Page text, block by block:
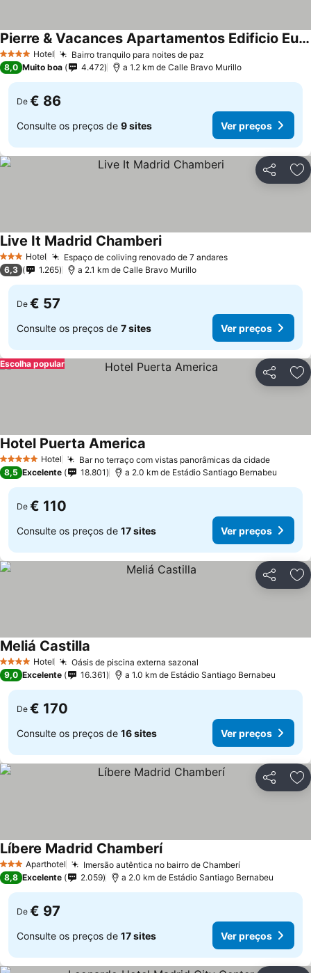
4 EstrelasHotel Bairro tranquilo para noites de paz
Pierre & Vacances Apartamentos Edificio Eurobuilding 2
Ver preços
8,0 Muito boa 4.472 a 1.2 km de Calle Bravo Murillo
De € 86
Consulte os preços de 9 sites Ver preços
Partilhar
3 EstrelasHotel Espaço de coliving renovado de 7 andaresVer preços
Live It Madrid ChamberiVer preços
6,3 1.265 a 2.1 km de Calle Bravo Murillo
De € 57
Consulte os preços de 7 sites Ver preços
Partilhar
Escolha popular
5 Estrelas Hotel Bar no terraço com vistas panorâmicas da cidadeVer
Hotel Puerta America
8,5 Excelente 18.801 a 2.0 km de Estádio Santiago Bernabeu
De € 110
Consulte os preços de 17 sites Ver preços
Partilhar
4 EstrelasHotel Oásis de piscina externa sazonal
Meliá Castilla
9,0 Excelente 16.361 a 1.0 km de Estádio Santiago Bernabeu
De € 170
Consulte os preços de 16 sites Ver preços
Partilhar
3 EstrelasAparthotel Imersão autêntica no bairro de ChamberíVer preços
Líbere Madrid ChamberíVer preços
8,8 Excelente 2.059 a 2.0 km de Estádio Santiago Bernabeu
De € 97
Consulte os preços de 17 sites Ver preços